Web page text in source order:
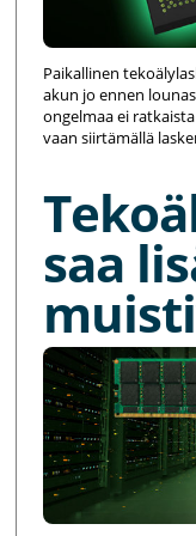
Paikallinen
akun jo ennen
ongelmaa ei
vaan siirtämällä
saa